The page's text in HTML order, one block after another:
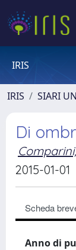
IRIS
IRIS SIARI
Di
2015-01-01
Scheda
Anno di